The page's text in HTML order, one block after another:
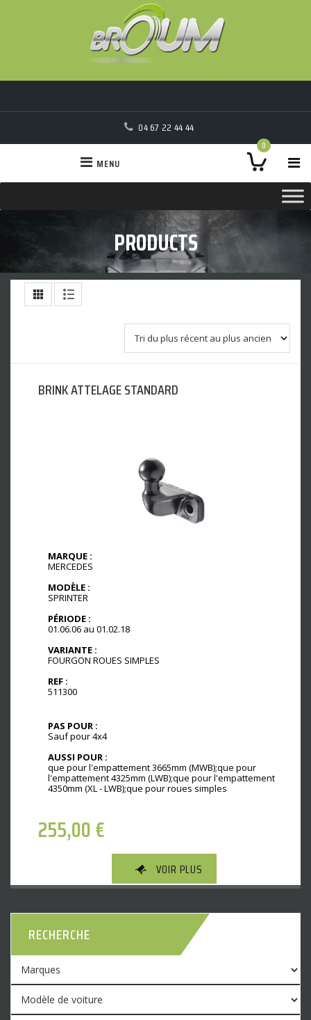
04 67 22 44 44
0
MENU
PRODUCTS
BRINK ATTELAGE STANDARD
MARQUE :
MERCEDES
MODÈLE :
SPRINTER
PÉRIODE :
01.06.06 au 01.02.18
VARIANTE :
FOURGON ROUES SIMPLES
REF :
511300
PAS POUR :
Sauf pour 4x4
AUSSI POUR :
que pour l'empattement 3665mm (MWB);que pour
l'empattement 4325mm (LWB);que pour l'empattement
4350mm (XL - LWB);que pour roues simples
255,00€
VOIR PLUS
RECHERCHE